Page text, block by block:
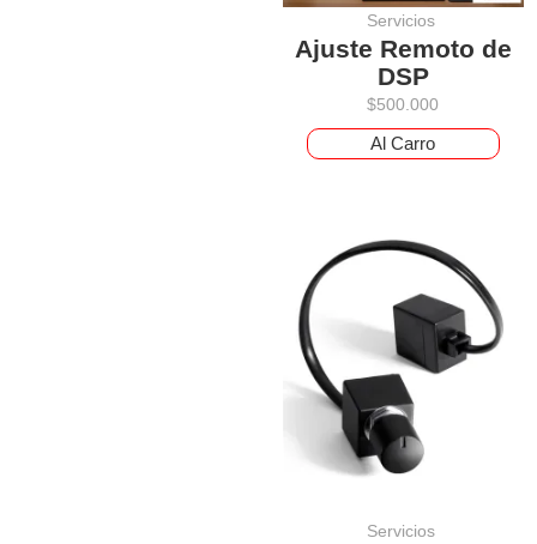
Servicios
Ajuste Remoto de
DSP
$500.000
Al Carro
Servicios